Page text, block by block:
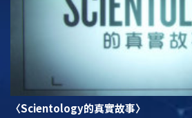
〈Scientology的真實故事〉